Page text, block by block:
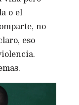
o el
no
eso